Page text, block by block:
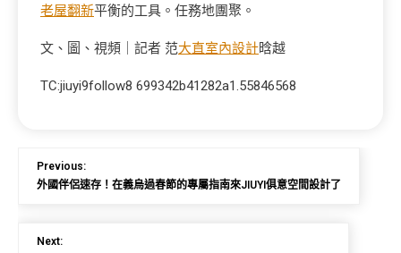
老屋翻新平衡的工具。任務地團聚。
文、圖、視頻｜記者 范大直室內設計晗越
TC:jiuyi9follow8 699342b41282a1.55846568
Previous:
外國伴侶速存！在義烏過春節的專屬指南來JIUYI俱意空間設計了
Next: